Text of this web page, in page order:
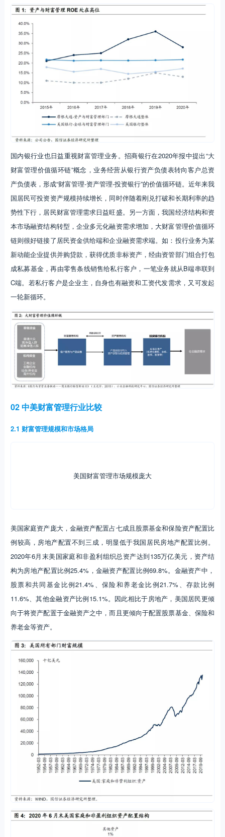
国内银行业也日益重视财富管理业务。招商银行在2020年报中提出“大
财富管理价值循环链”概念，业务经营从银行资产负债表转向客户总资
产负债表，形成“财富管理-资产管理-投资银行”的价值循环链。近年来我
国居民可投资资产规模持续增长，同时伴随着刚兑打破和长期利率的趋
势性下行，居民财富管理需求日益旺盛。另一方面，我国经济结构和资
本市场融资结构转型，企业多元化融资需求增加，大财富管理价值循环
链则很好链接了居民资金供给端和企业融资需求端。如：投行业务为某
新动能企业提供并购贷款，获得优质非标资产，经由资管部门组合打包
成私募基金，再由零售条线销售给私行客户，一笔业务就从B端串联到
C端。若私行客户是企业主，自身也有融资和工资代发需求，又可发起
一轮新循环。
02 中美财富管理行业比较
2.1 财富管理规模和市场格局
美国财富管理市场规模庞大
美国家庭资产庞大，金融资产配置占七成且股票基金和保险资产配置比
例较高，房地产配置不到三成，明显低于我国居民房地产配置比例。
2020年6月末美国家庭和非盈利组织总资产达到135万亿美元，资产结
构为房地产配置比例25.4%，金融资产配置比例69.8%。金融资产中，
股票和共同基金比例21.4%、保险和养老金比例21.7%、存款比例
11.6%、其他金融资产比例15.1%。因此相比于房地产，美国居民更倾
向于将资产配置于金融资产之中，而且更倾向于配置股票基金、保险和
养老金等资产。